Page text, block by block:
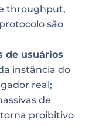
throughput,
são
de usuários
instância do
real;
de
proibitivo